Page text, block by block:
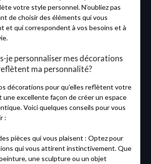
votre style personnel. N’oubliez pas
de choisir des éléments qui vous
et qui correspondent à vos besoins et à
je personnaliser mes décorations
ma personnalité?
décorations pour qu’elles reflètent votre
excellente façon de créer un espace
Voici quelques conseils pour vous
:
pièces qui vous plaisent : Optez pour
qui vous attirent instinctivement. Que
une sculpture ou un objet